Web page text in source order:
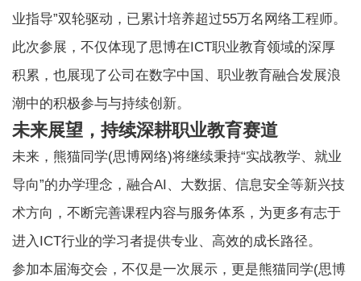
业指导”双轮驱动，已累计培养超过55万名网络工程师。
此次参展，不仅体现了思博在ICT职业教育领域的深厚
积累，也展现了公司在数字中国、职业教育融合发展浪
潮中的积极参与与持续创新。
未来展望，持续深耕职业教育赛道
未来，熊猫同学(思博网络)将继续秉持“实战教学、就业
导向”的办学理念，融合AI、大数据、信息安全等新兴技
术方向，不断完善课程内容与服务体系，为更多有志于
进入ICT行业的学习者提供专业、高效的成长路径。
参加本届海交会，不仅是一次展示，更是熊猫同学(思博